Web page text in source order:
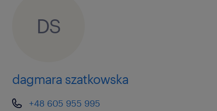
• mile widziane doświadczenie w dziale
utrzymania ruchu w firmie produkcyjnej
DS
dagmara szatkowska
+48 605 955 995